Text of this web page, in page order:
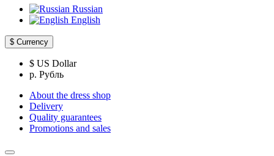
Russian
English
$ Currency
$ US Dollar
р. Рубль
About the dress shop
Delivery
Quality guarantees
Promotions and sales